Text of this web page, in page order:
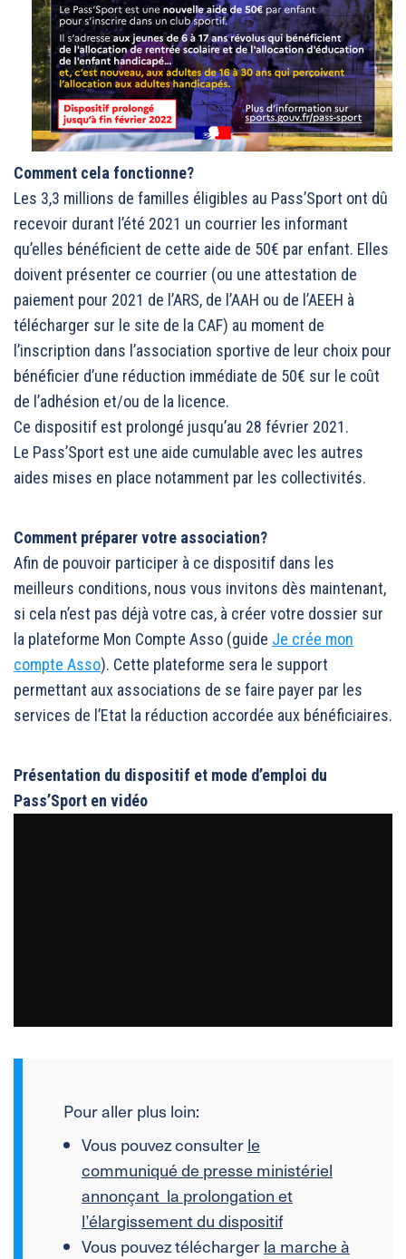
Comment cela fonctionne?
Les 3,3 millions de familles éligibles au Pass’Sport ont dû
recevoir durant l’été 2021 un courrier les informant
qu’elles bénéficient de cette aide de 50€ par enfant. Elles
doivent présenter ce courrier (ou une attestation de
paiement pour 2021 de l’ARS, de l’AAH ou de l’AEEH à
télécharger sur le site de la CAF) au moment de
l’inscription dans l’association sportive de leur choix pour
bénéficier d’une réduction immédiate de 50€ sur le coût
de l’adhésion et/ou de la licence.
Ce dispositif est prolongé jusqu’au 28 février 2021.
Le Pass’Sport est une aide cumulable avec les autres
aides mises en place notamment par les collectivités.
Comment préparer votre association?
Afin de pouvoir participer à ce dispositif dans les
meilleurs conditions, nous vous invitons dès maintenant,
si cela n’est pas déjà votre cas, à créer votre dossier sur
la plateforme Mon Compte Asso (guide Je crée mon
compte Asso). Cette plateforme sera le support
permettant aux associations de se faire payer par les
services de l’Etat la réduction accordée aux bénéficiaires.
Présentation du dispositif et mode d’emploi du
Pass’Sport en vidéo
Pour aller plus loin:
Vous pouvez consulter le
communiqué de presse ministériel
annonçant la prolongation et
l’élargissement du dispositif
Vous pouvez télécharger la marche à